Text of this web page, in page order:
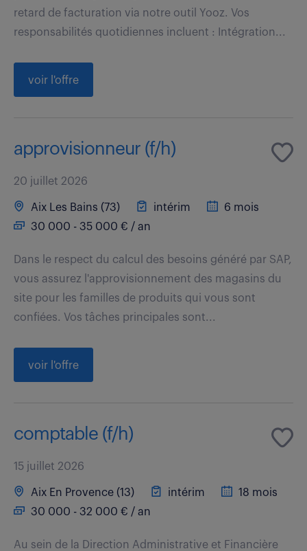
retard de facturation via notre outil Yooz. Vos
responsabilités quotidiennes incluent : Intégration...
voir l'offre
approvisionneur (f/h)
20 juillet 2026
Aix Les Bains (73) intérim
6 mois
30 000 - 35 000 € / an
Dans le respect du calcul des besoins généré par SAP,
vous assurez l'approvisionnement des magasins du
site pour les familles de produits qui vous sont
confiées. Vos tâches principales sont...
voir l'offre
comptable (f/h)
15 juillet 2026
Aix En Provence (13) intérim
18 mois
30 000 - 32 000 € / an
Au sein de la Direction Administrative et Financière